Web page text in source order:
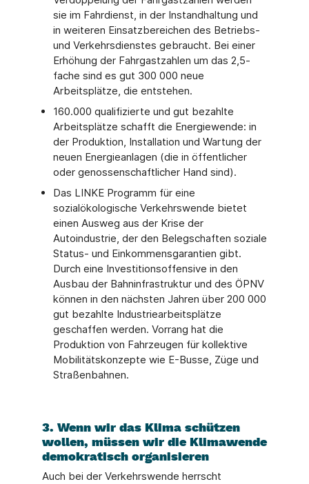
sie im Fahrdienst, in der Instandhaltung und
in weiteren Einsatzbereichen des Betriebs-
und Verkehrsdienstes gebraucht. Bei einer
Erhöhung der Fahrgastzahlen um das 2,5-
fache sind es gut 300 000 neue
Arbeitsplätze, die entstehen.
160.000 qualifizierte und gut bezahlte
Arbeitsplätze schafft die Energiewende: in
der Produktion, Installation und Wartung der
neuen Energieanlagen (die in öffentlicher
oder genossenschaftlicher Hand sind).
Das LINKE Programm für eine
sozialökologische Verkehrswende bietet
einen Ausweg aus der Krise der
Autoindustrie, der den Belegschaften soziale
Status- und Einkommensgarantien gibt.
Durch eine Investitionsoffensive in den
Ausbau der Bahninfrastruktur und des ÖPNV
können in den nächsten Jahren über 200 000
gut bezahlte Industriearbeitsplätze
geschaffen werden. Vorrang hat die
Produktion von Fahrzeugen für kollektive
Mobilitätskonzepte wie E-Busse, Züge und
Straßenbahnen.
3. Wenn wir das Klima schützen
wollen, müssen wir die Klimawende
demokratisch organisieren
Auch bei der Verkehrswende herrscht